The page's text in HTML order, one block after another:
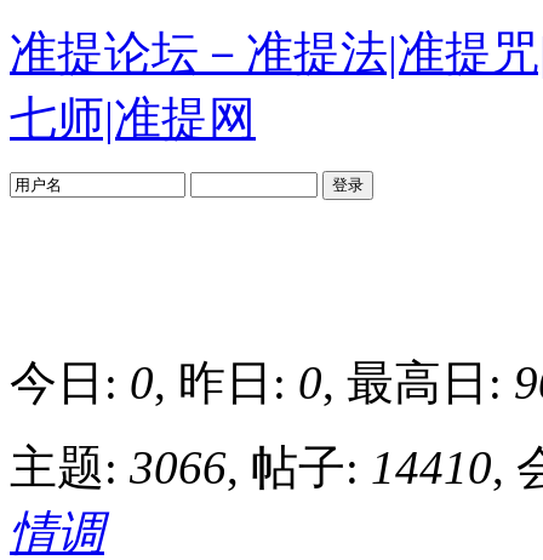
准提论坛－准提法|准提
七师|准提网
登录
今日: 0, 昨日: 0, 最高日:
主题: 3066, 帖子: 14410,
情调